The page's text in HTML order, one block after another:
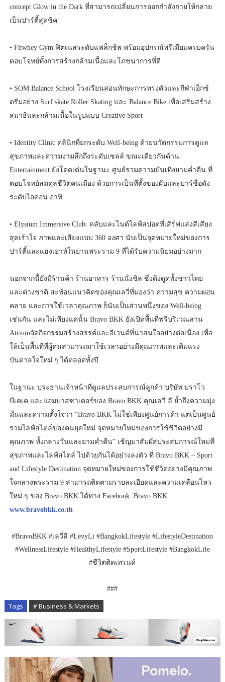
concept Glow in the Dark ที่สามารถเปลี่ยนการออกกำลังกายให้กลาย
เป็นปาร์ตี้สุดชิค
• Fitwhey Gym ฟิตเนสระดับแฟล็กชิพ พร้อมอุปกรณ์พรีเมียมครบครัน
ตอบโจทย์ทั้งการสร้างกล้ามเนื้อและโภชนาการที่ดี
• SOM Balance School โรงเรียนสอนทักษะการทรงตัวและกีฬาเอ็กซ์
ตรีมอย่าง Surf skate Roller Skating และ Balance Bike เพื่อเสริมสร้าง
สมาธิและกล้ามเนื้อในรูปแบบ Creative Sport
• Identity Clinic คลินิกที่ยกระดับ Well-being ด้วยนวัตกรรมการดูแล
สุขภาพและความงามลึกถึงระดับเซลล์ ขณะเดียวกันด้าน
Entertainment ยังโดดเด่นในฐานะ ศูนย์รวมความบันเทิงยามค่ำคืน ที่
ตอบโจทย์สมดุลชีวิตคนเมือง ด้วยการเป็นที่ตั้งของผับและบาร์ชื่อดัง
ระดับไอคอน อาทิ
• Elysium Immersive Club: คลับและไนต์ไลฟ์สปอตที่เสิร์ฟแสงสีเสียง
สุดเร้าใจ ภาพและเสียงแบบ 360 องศา นับเป็นจุดหมายใหม่ของการ
ปาร์ตี้และแฮงเอาท์ในย่านพระราม 9 ที่ได้รับความนิยมอย่างมาก
นอกจากนี้ยังมีร้านค้า ร้านอาหาร ร้านนั่งชิล ซึ่งดึงดูดทั้งชาวไทย
และต่างชาติ สะท้อนแนวคิดของคุณเลวี่ที่มองว่า ความสุข ความผ่อน
คลาย และการใช้เวลาคุณภาพ ก็นับเป็นส่วนหนึ่งของ Well-being
เช่นกัน และไม่เพียงแค่นั้น Bravo BKK ยังเปิดพื้นที่ฟรีบริเวณลาน
Atriumจัดกิจกรรมสร้างสรรค์และอีเวนต์ที่น่าสนใจอย่างต่อเนื่อง เพื่อ
ให้เป็นพื้นที่ที่ผู้คนสามารถมาใช้เวลาอย่างมีคุณภาพและเติมแรง
บันดาลใจใหม่ ๆ ได้ตลอดทั้งปี
ในฐานะ ประธานเจ้าหน้าที่ดูแลประสบการณ์ลูกค้า บริษัท บราโว
บีเคเค และแอมบาสซาเดอร์ของ Bravo BKK คุณเลวี่ ลี ย้ำถึงความมุ่ง
มั่นและความตั้งใจว่า “Bravo BKK ไม่ใช่เพียงศูนย์การค้า แต่เป็นศูนย์
รวมไลฟ์สไตล์ของคนยุคใหม่ จุดหมายใหม่ของการใช้ชีวิตอย่างมี
คุณภาพ ทั้งกลางวันและยามค่ำคืน” เชิญมาสัมผัสประสบการณ์ใหม่ที่
สุขภาพและไลฟ์สไตล์ ไปด้วยกันได้อย่างลงตัว ที่ Bravo BKK – Sport
and Lifestyle Destination จุดหมายใหม่ของการใช้ชีวิตอย่างมีคุณภาพ
ใจกลางพระราม 9 สามารถติดตามรายละเอียดและความเคลื่อนไหว
ใหม่ ๆ ของ Bravo BKK ได้ทาง Facebook: Bravo BKK
www.bravobkk.co.th
#BravoBKK #เลวี่ลี #LevyLi #BangkokLifestyle #LifestyleDestination
#WellnessLifestyle #HealthyLifestyle #SportLifestyle #BangkokLife
#ชีวิตติดเทรนด์
###
Tags # Business & Markets